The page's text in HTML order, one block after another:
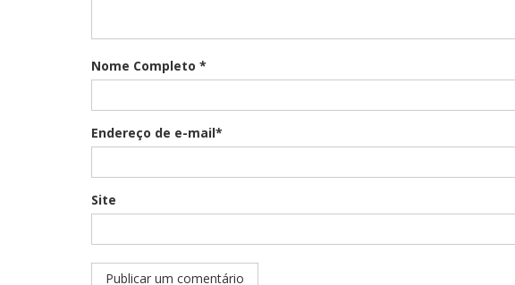
Nome Completo *
Endereço de e-mail*
Site